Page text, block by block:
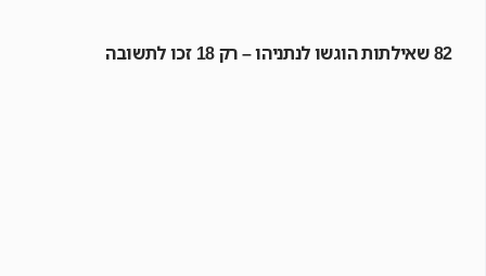
82 שאילתות הוגשו לנתניהו – רק 18 זכו לתשובה